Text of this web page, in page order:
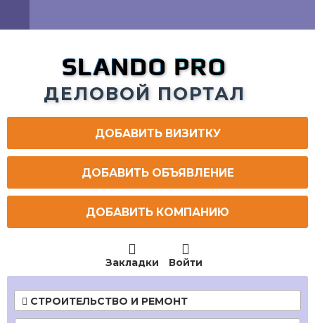
SLANDO PRO
ДЕЛОВОЙ ПОРТАЛ
ДОБАВИТЬ ВИЗИТКУ
ДОБАВИТЬ ОБЪЯВЛЕНИЕ
ДОБАВИТЬ КОМПАНИЮ

Закладки

Войти
 СТРОИТЕЛЬСТВО И РЕМОНТ